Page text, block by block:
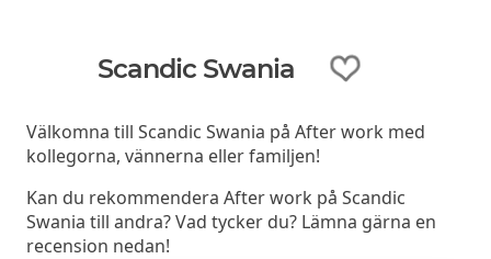
Scandic Swania
Välkomna till Scandic Swania på After work med
kollegorna, vännerna eller familjen!
Kan du rekommendera After work på Scandic
Swania till andra? Vad tycker du? Lämna gärna en
recension nedan!